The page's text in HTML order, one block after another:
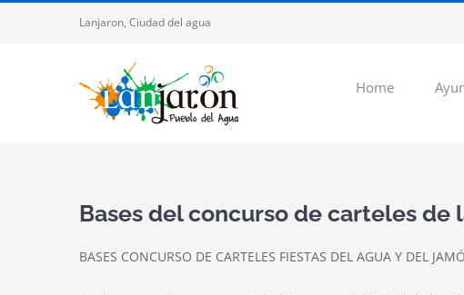
Lanjaron, Ciudad del agua
Home
Bases del concurso de carteles de
BASES CONCURSO DE CARTELES FIESTAS DEL AGUA Y DEL